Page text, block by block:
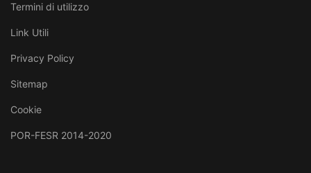
Termini di utilizzo
Link Utili
Privacy Policy
Sitemap
Cookie
POR-FESR 2014-2020